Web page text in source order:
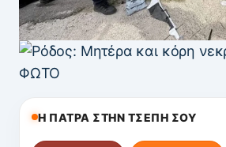
Η ΠΑΤΡΑ ΣΤΗΝ ΤΣΕΠΗ ΣΟΥ